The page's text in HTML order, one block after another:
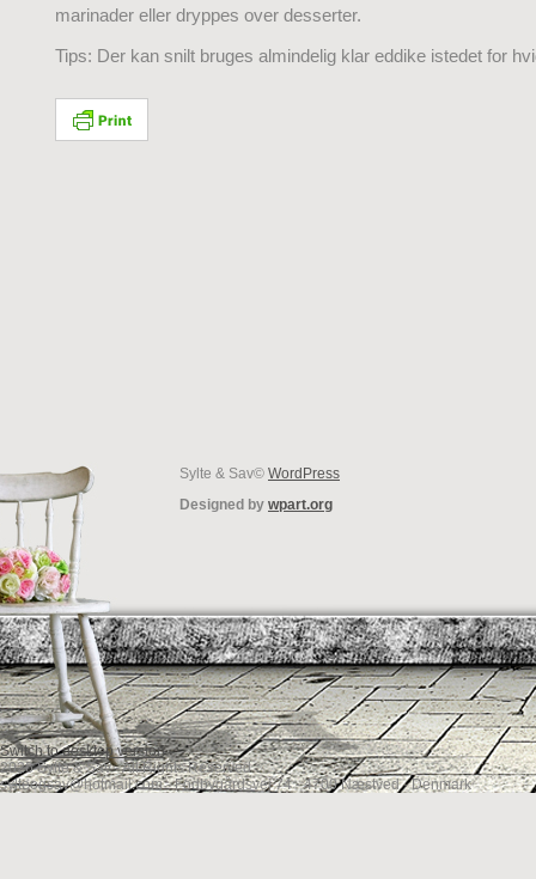
marinader eller dryppes over desserter.
Tips: Der kan snilt bruges almindelig klar eddike istedet for
Sylte & Sav© WordPress
Designed by wpart.org
Switch to desktop version
2026 Sylte & Sav - All Rights Reserved
sylteogsav@hotmail.com - Fodbygårdsvej 74 - 4700 Næstved · Denmark